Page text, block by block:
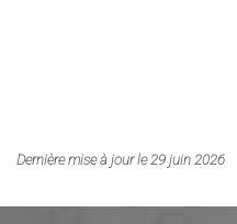
Dernière mise à jour le 29 juin 2026